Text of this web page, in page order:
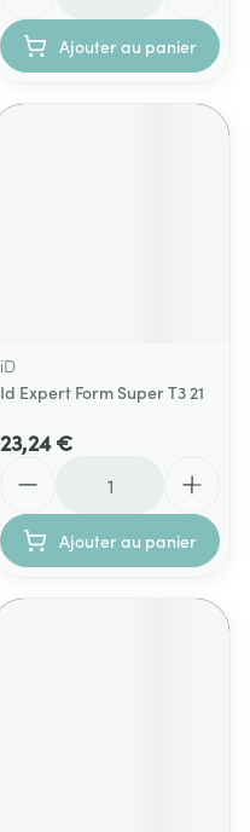
Ajouter au panier
iD
Id Expert Form Super T3 21
23,24 €
Ajouter au panier